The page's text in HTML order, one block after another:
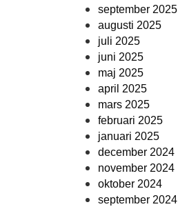
september 2025
augusti 2025
juli 2025
juni 2025
maj 2025
april 2025
mars 2025
februari 2025
januari 2025
december 2024
november 2024
oktober 2024
september 2024